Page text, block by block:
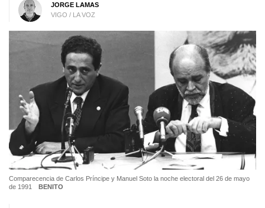
JORGE LAMAS
VIGO / LA VOZ
Comparecencia de Carlos Príncipe y Manuel Soto la noche electoral del 26 de mayo
de 1991
BENITO